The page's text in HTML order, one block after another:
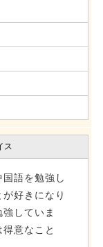
ス
語を勉強し
好きになり
していま
意なこと